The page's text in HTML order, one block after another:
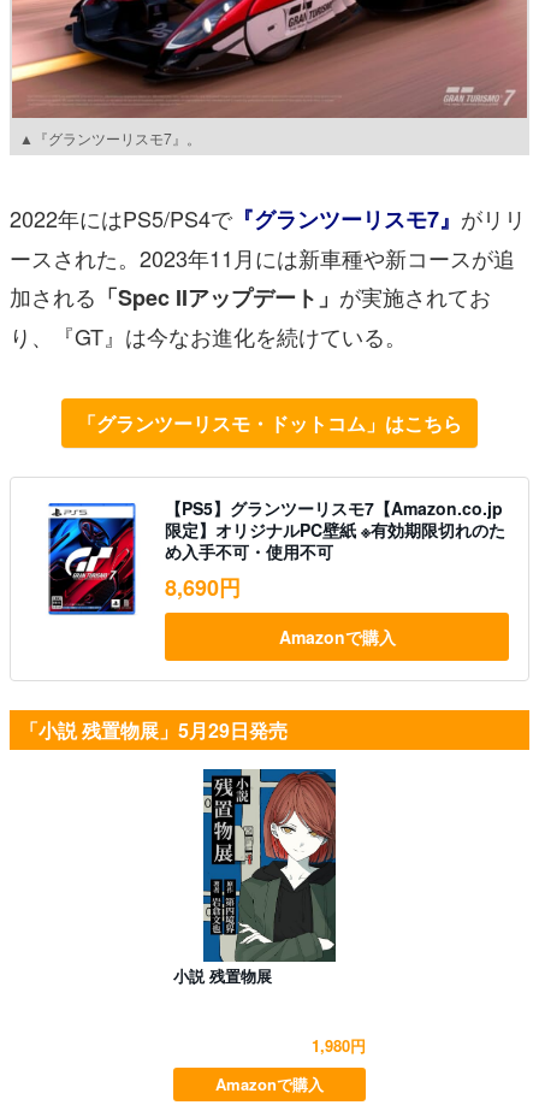
▲『グランツーリスモ7』。
2022年にはPS5/PS4で『グランツーリスモ7』 がリリ
ースされた。2023年11月には新車種や新コースが追
加される 「Spec IIアップデート」 が実施されてお
り、『GT』は今なお進化を続けている。
「グランツーリスモ・ドットコム」はこちら
【PS5】グランツーリスモ7【Amazon.co.jp
限定】オリジナルPC壁紙 ※有効期限切れのた
め入手不可・使用不可
8,690円
Amazonで購入
「小説 残置物展」5月29日発売
小説 残置物展
1,980円
Amazonで購入